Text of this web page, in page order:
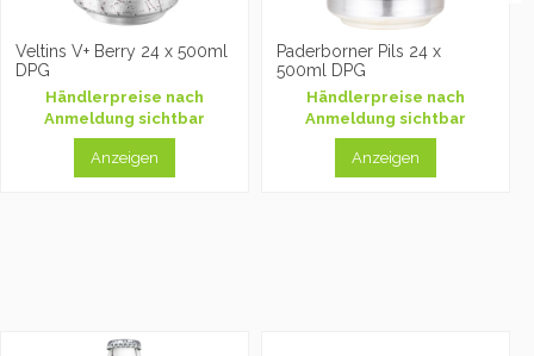
Veltins V+ Berry 24 x 500ml
DPG
Händlerpreise nach
Anmeldung sichtbar
Anzeigen
Paderborner Pils 24 x
500ml DPG
Händlerpreise nach
Anmeldung sichtbar
Anzeigen